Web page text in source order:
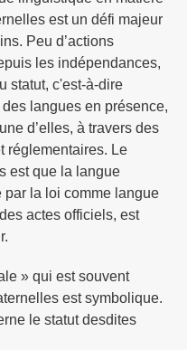
est un défi majeur
Peu d’actions
les indépendances,
statut, c'est-à-dire
langues en présence,
d’elles, à travers des
réglementaires. Le
est que la langue
la loi comme langue
actes officiels, est
» qui est souvent
est symbolique.
le statut desdites